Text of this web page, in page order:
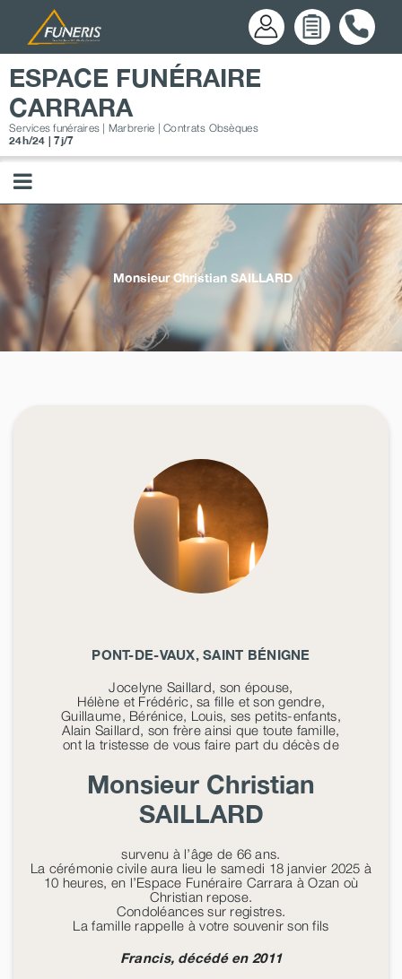
contenu
ESPACE FUNÉRAIRE
CARRARA
Services funéraires | Marbrerie | Contrats Obsèques
24h/24 | 7j/7
Monsieur ChristianSAILLARD
PONT-DE-VAUX, SAINT BÉNIGNE
Jocelyne Saillard, son épouse,
Hélène et Frédéric, sa fille et son gendre,
Guillaume, Bérénice, Louis, ses petits-enfants,
Alain Saillard, son frère ainsi que toute famille,
ont la tristesse de vous faire part du décès de
Monsieur Christian
SAILLARD
survenu à l’âge de 66 ans.
La cérémonie civile aura lieu le samedi 18 janvier 2025 à
10 heures, en l’Espace Funéraire Carrara à Ozan où
Christian repose.
Condoléances sur registres.
La famille rappelle à votre souvenir son fils
Francis, décédé en 2011